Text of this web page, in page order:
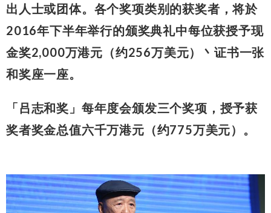
出人士或团体。各个奖项类别的获奖者，将於
2016年下半年举行的颁奖典礼中每位获授予现
金奖2,000万港元（约256万美元）丶证书一张
和奖座一座。
「吕志和奖」每年度会颁发三个奖项，授予获
奖者奖金总值六千万港元（约775万美元）。